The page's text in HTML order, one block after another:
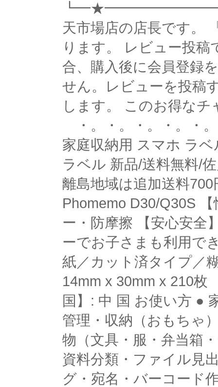
天市場店の店長です。
ります。 レビュー投
合、購入後に会員登録
せん。レビューを投稿
します。 このお得な
・。・。・。・。・
家庭収納用 スマホ ラ
ラベル 新品/送料無料/
離島地域は追加送料
Phomemo D30/Q30S
ー・防摩擦 【安心安全
ーでお子さまも利用で
紙／カット済タイプ／
14mm x 30mm x 210枚
国】: 中 国 お使い方 ●
管理・収納（おもちゃ
物（文具・服・弁当箱
資料分類・ファイル見
グ・宛名・バーコード